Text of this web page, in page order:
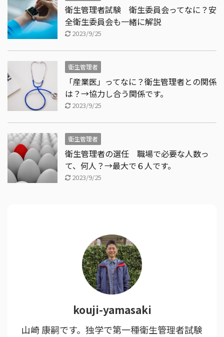
衛生管理者試験 衛生委員会ってなに？安
全衛生委員会も一緒に解説
2023/9/25
衛生管理者
「産業医」ってなに？衛生管理者との関係
は？→協力し合う関係です。
2023/9/25
衛生管理者
衛生管理者の選任 職場で必要な人数っ
て、何人？→最大で６人です。
2023/9/25
kouji-yamasaki
山崎 康嗣です。独学で第一種衛生管理者試験